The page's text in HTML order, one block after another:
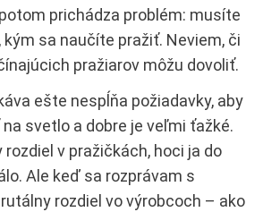
prichádza problém: musíte
kým sa naučíte pražiť. Neviem, či
pražiarov môžu dovoliť.
ešte nespĺňa požiadavky, aby
svetlo a dobre je veľmi ťažké.
v pražičkách, hoci ja do
Ale keď sa rozprávam s
rozdiel vo výrobcoch – ako